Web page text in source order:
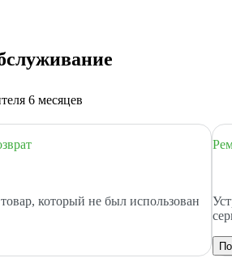
6 месяцев
который не был использован